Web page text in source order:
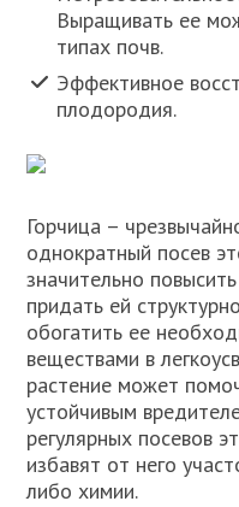
Выращивать ее
типах почв.
Эффективное
плодородия.
Горчица –
однократный посев
значительно
придать ей
обогатить ее
веществами в
растение может
устойчивым
регулярных посевов
избавят от него
либо химии.